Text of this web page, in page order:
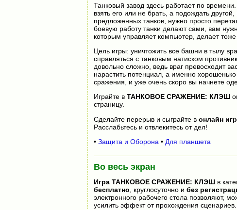
Танковый завод здесь работает по
взять его или не брать, а подождать
предложенных танков, нужно просто
боевую работу танки делают сами, вам
которым управляет компьютер, делает тоже
Цель игры: уничтожить все башни в тылу
справляться с танковым натиском
довольно сложно, ведь враг превосходит
нарастить потенциал, а именно
сражения, и уже очень скоро вы начнете
Играйте в ТАНКОВОЕ СРАЖЕНИЕ: КЛЭШ
страницу.
Сделайте перерыв и сыграйте в онлайн
Расслабьтесь и отвлекитесь от дел!
• Защита и Оборона • Для планшета
Во весь экран
Игра ТАНКОВОЕ СРАЖЕНИЕ: КЛЭШв
бесплатно , круглосуточно и без
электронного рабочего стола позволяют,
усилить эффект от прохождения